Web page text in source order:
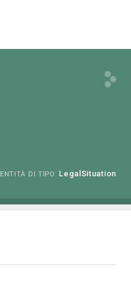
ENTITÀ DI TIPO: LegalSituation